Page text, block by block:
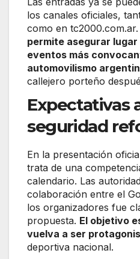
los canales oficiales,
como en tc2000.com.ar.
permite asegurar lugar
eventos más
automovilismo
callejero porteño
Expectativas
seguridad
En la presentación
trata de una
calendario. Las
colaboración entre el
los organizadores fue
propuesta. El objetivo
vuelva a ser
deportiva nacional.